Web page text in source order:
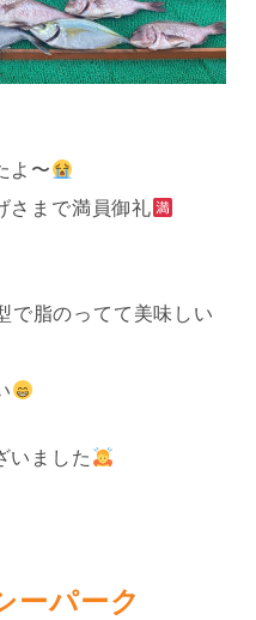
よ〜
さまで満員御礼
で脂のってて美味しい
いました
ーパーク